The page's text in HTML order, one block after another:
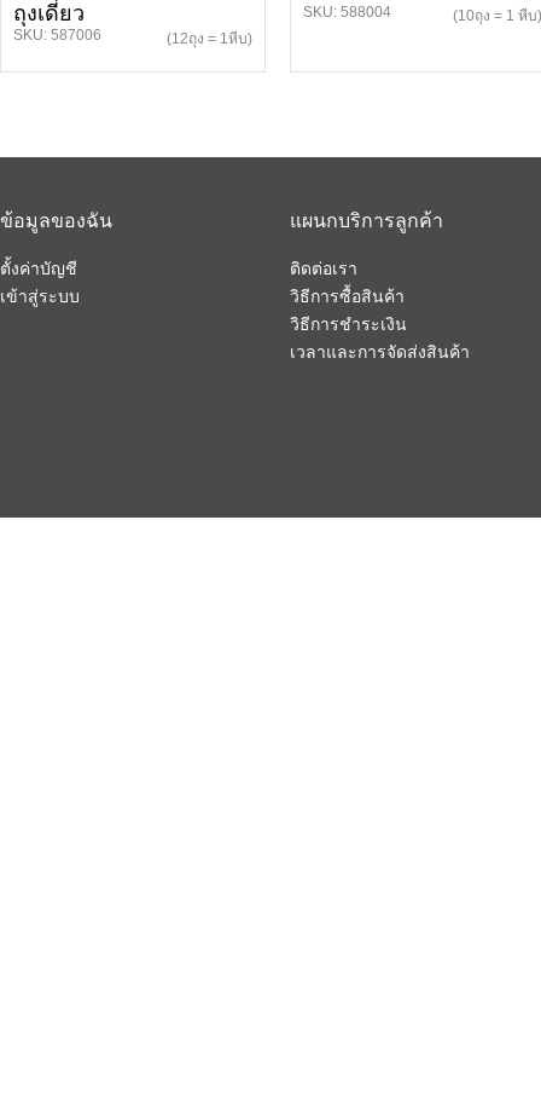
ถุงเดี่ยว
SKU: 587006 (12ถุง = 1หีบ)
SKU: 588004 (10ถุง = 1 หีบ)
ข้อมูลของฉัน
ตั้งค่าบัญชี
เข้าสู่ระบบ
แผนกบริการลูกค้า
ติดต่อเรา
วิธีการซื้อสินค้า
วิธีการชำระเงิน
เวลาและการจัดส่งสินค้า